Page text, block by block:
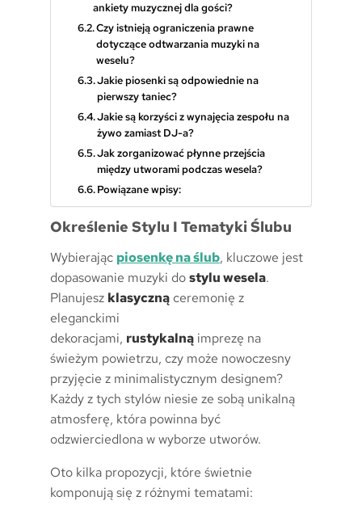
ankiety muzycznej dla gości?
Czy istnieją ograniczenia prawne
dotyczące odtwarzania muzyki na
weselu?
Jakie piosenki są odpowiednie na
pierwszy taniec?
Jakie są korzyści z wynajęcia zespołu na
żywo zamiast DJ-a?
Jak zorganizować płynne przejścia
między utworami podczas wesela?
Powiązane wpisy:
Określenie Stylu I Tematyki Ślubu
Wybierając piosenkę na ślub, kluczowe jest
dopasowanie muzyki dostylu wesela.
Planujesz klasyczną ceremonię z
eleganckimi
dekoracjami, rustykalną imprezę na
świeżym powietrzu, czy może nowoczesny
przyjęcie z minimalistycznym designem?
Każdy z tych stylów niesie ze sobą unikalną
atmosferę, która powinna być
odzwierciedlona w wyborze utworów.
Oto kilka propozycji, które świetnie
komponują się z różnymi tematami: